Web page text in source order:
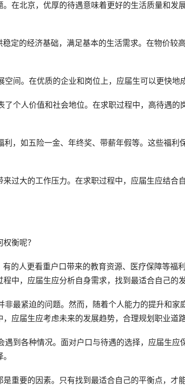
在北京，优厚的待遇意味着更好的生活质量和发
定的经济基础，满足基本的生活需求。在物价较
间。在优质的企业和岗位上，应届生可以更快地
个人价值和社会地位。在求职过程中，高待遇的
，如五险一金、年终奖、带薪年假等。这些福利
过大的工作压力。在求职过程中，应届生应结合
衡呢？
的人更看重户口带来的教育资源、医疗保障等福
中，应届生应分析自身需求，找到最适合自己的发
最紧迫的问题。然而，随着个人能力的提升和家
应届生应考虑未来的发展趋势，合理规划职业道路
到各种情况。面对户口与待遇的选择，应届生应
重要的因素。只有找到最适合自己的平衡点，才